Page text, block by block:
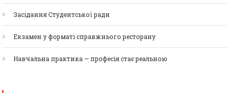
Засідання Студентської ради
Екзамен у форматі справжнього ресторану
Навчальна практика — професія стає реальною